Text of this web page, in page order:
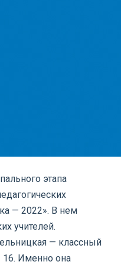
этапа
— 2022». В нем
учителей.
— классный
Именно она